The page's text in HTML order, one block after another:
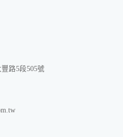
豐路5段505號